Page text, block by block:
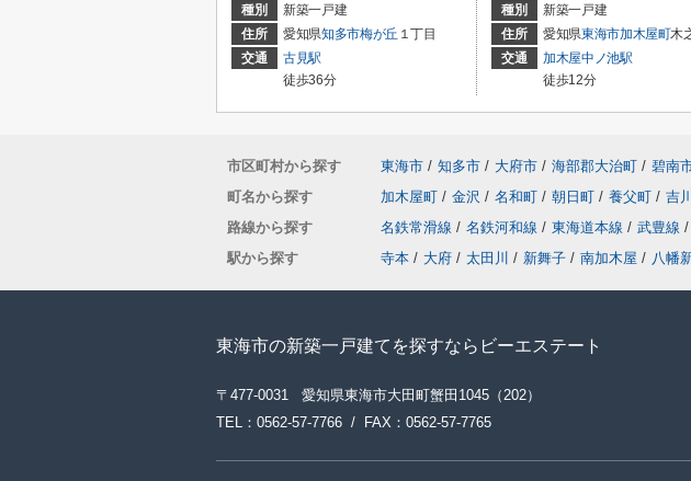
種別
新築一戸建
住所
愛知県知多市梅が丘 １丁目
交通
古見駅
徒歩36分
種別
新築一戸建
住所
愛知県東海市加木屋町木之
交通
加木屋中ノ池駅
徒歩12分
市区町村から探す 東海市 / 知多市 / 大府市 / 海部郡大治町 / 碧南
町名から探す
加木屋町 / 金沢 / 名和町 / 朝日町 / 養父町 / 吉
路線から探す
名鉄常滑線 / 名鉄河和線 / 東海道本線 / 武豊線 /
駅から探す
寺本 / 大府 / 太田川 / 新舞子 / 南加木屋 / 八幡
東海市の新築一戸建てを探すならビーエステート
〒477-0031 愛知県東海市大田町蟹田1045（202）
TEL：0562-57-7766 / FAX：0562-57-7765